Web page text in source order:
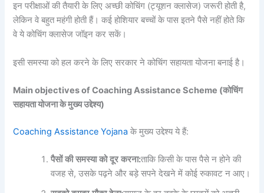
इन परीक्षाओं की तैयारी के लिए अच्छी कोचिंग (ट्यूशन क्लासेज) जरूरी होती है,
लेकिन वे बहुत महंगी होती हैं। कई होशियार बच्चों के पास इतने पैसे नहीं होते कि
वे ये कोचिंग क्लासेज जॉइन कर सकें।
इसी समस्या को हल करने के लिए सरकार ने कोचिंग सहायता योजना बनाई है।
Main objectives of Coaching Assistance Scheme (कोचिंग
सहायता योजना के मुख्य उद्देश्य)
Coaching Assistance Yojana के मुख्य उद्देश्य ये हैं:
पैसों की समस्या को दूर करना:ताकि किसी के पास पैसे न होने की
वजह से, उसके पढ़ने और बड़े सपने देखने में कोई रुकावट न आए।